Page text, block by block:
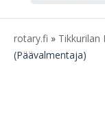
rotary.fi » Tikkurilan
(Päävalmentaja)